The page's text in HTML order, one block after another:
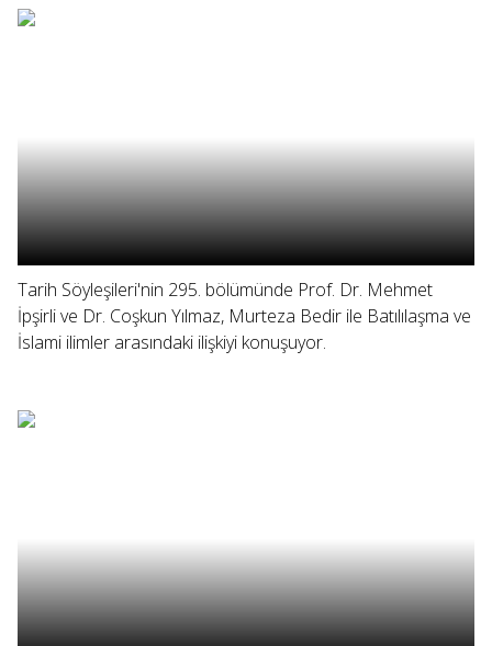
Tarih Söyleşileri'nin 295. bölümünde Prof. Dr. Mehmet
İpşirli ve Dr. Coşkun Yılmaz, Murteza Bedir ile Batılılaşma ve
İslami ilimler arasındaki ilişkiyi konuşuyor.